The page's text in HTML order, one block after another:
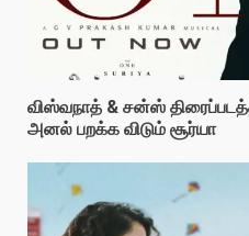
விஸ்வநாத் & சன்ஸ்
அனல் பறக்க விடும் சூர்யா